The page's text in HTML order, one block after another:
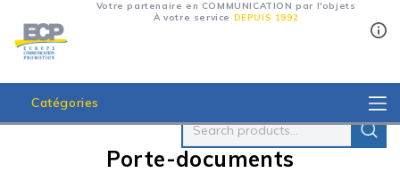
Votre partenaire en COMMUNICATION par l'objets
À votre service DEPUIS 1992
Catégories
Porte-documents